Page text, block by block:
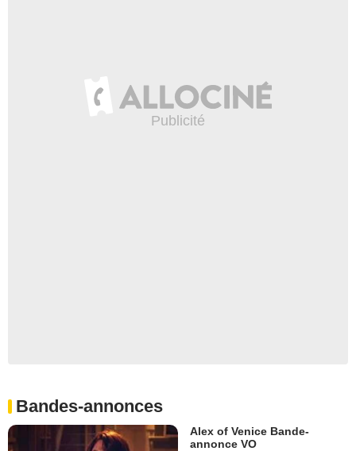
Bandes-annonces
Alex of Venice Bande-
annonce VO